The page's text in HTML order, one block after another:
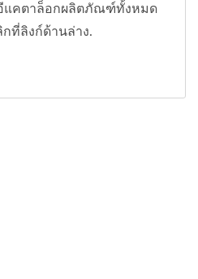
แคตาล็อกผลิตภัณฑ์ทั้งหมด
กที่ลิงก์ด้านล่าง.